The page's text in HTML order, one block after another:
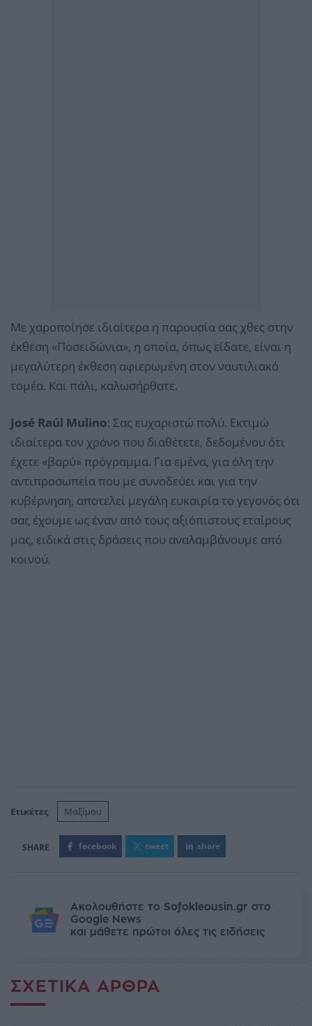
Με χαροποίησε ιδιαίτερα η παρουσία σας χθες στην
έκθεση «Ποσειδώνια», η οποία, όπως είδατε, είναι η
μεγαλύτερη έκθεση αφιερωμένη στον ναυτιλιακό
τομέα. Και πάλι, καλωσήρθατε.
José Raúl Mulino: Σας ευχαριστώ πολύ. Εκτιμώ
ιδιαίτερα τον χρόνο που διαθέτετε, δεδομένου ότι
έχετε «βαρύ» πρόγραμμα. Για εμένα, για όλη την
αντιπροσωπεία που με συνοδεύει και για την
κυβέρνηση, αποτελεί μεγάλη ευκαιρία το γεγονός ότι
σας έχουμε ως έναν από τους αξιόπιστους εταίρους
μας, ειδικά στις δράσεις που αναλαμβάνουμε από
κοινού.
Ετικέτες Μαξίμου
facebook tweet share
Ακολουθήστε το Sofokleousin.gr στο
Google News
και μάθετε πρώτοι όλες τις ειδήσεις
ΣΧΕΤΙΚΆ ΆΡΘΡΑ